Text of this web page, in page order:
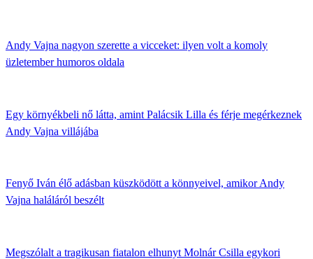
Andy Vajna nagyon szerette a vicceket: ilyen volt a komoly
üzletember humoros oldala
Egy környékbeli nő látta, amint Palácsik Lilla és férje megérkeznek
Andy Vajna villájába
Fenyő Iván élő adásban küszködött a könnyeivel, amikor Andy
Vajna haláláról beszélt
Megszólalt a tragikusan fiatalon elhunyt Molnár Csilla egykori